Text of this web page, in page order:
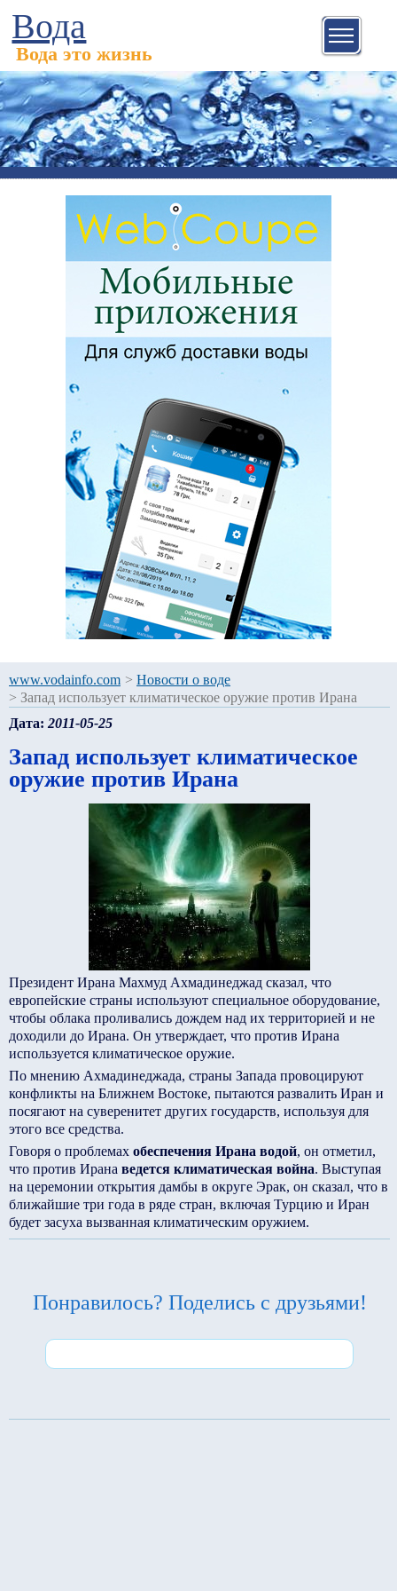
Вода
Вода это жизнь
www.vodainfo.com > Новости о воде
> Запад использует климатическое оружие против Ирана
Дата: 2011-05-25
Запад использует климатическое
оружие против Ирана
Президент Ирана Махмуд Ахмадинеджад сказал, что
европейские страны используют специальное оборудование,
чтобы облака проливались дождем над их территорией и не
доходили до Ирана. Он утверждает, что против Ирана
используется климатическое оружие.
По мнению Ахмадинеджада, страны Запада провоцируют
конфликты на Ближнем Востоке, пытаются развалить Иран и
посягают на суверенитет других государств, используя для
этого все средства.
Говоря о проблемах обеспечения Ирана водой, он отметил,
что против Ирана ведется климатическая война. Выступая
на церемонии открытия дамбы в округе Эрак, он сказал, что в
ближайшие три года в ряде стран, включая Турцию и Иран
будет засуха вызванная климатическим оружием.
Понравилось? Поделись с друзьями!